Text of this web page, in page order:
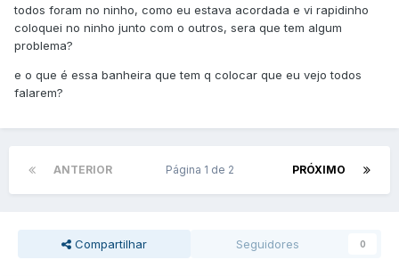
todos foram no ninho, como eu estava acordada e vi rapidinho
coloquei no ninho junto com o outros, sera que tem algum
problema?
e o que é essa banheira que tem q colocar que eu vejo todos
falarem?
ANTERIOR PRÓXIMO
Página 1 de 2
Compartilhar Seguidores 0